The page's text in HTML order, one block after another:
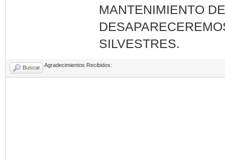
MANTENIMIENTO
SILVESTRES.
Buscar Agradecimientos Recibidos: